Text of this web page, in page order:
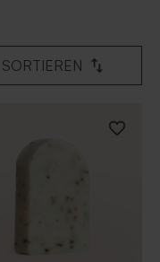
SORTIEREN